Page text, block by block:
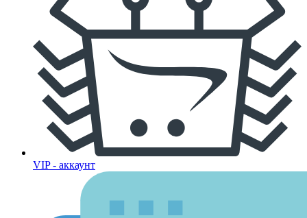
VIP - аккаунт